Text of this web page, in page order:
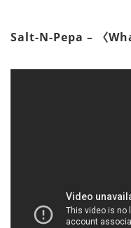
Salt-N-Pepa – 〈